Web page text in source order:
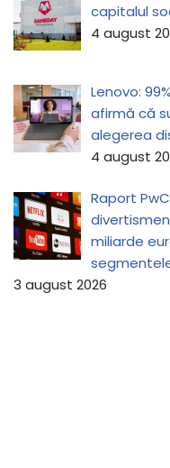
capitalul
4 august
Lenovo:
afirmă că
alegerea
4 august
Raport
miliarde
3 august 2026